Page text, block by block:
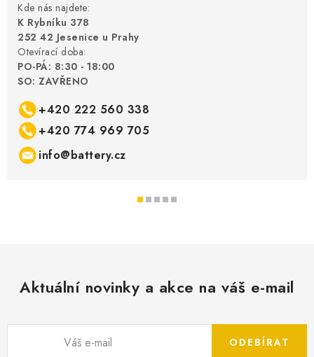
Kde nás najdete:
K Rybníku 378
252 42 Jesenice u Prahy
Otevírací doba:
PO-PÁ: 8:30 - 18:00
SO: ZAVŘENO
+420 222 560 338
+420 774 969 705
info@battery.cz
Aktuální novinky a akce na váš e-mail
ODEBÍRAT